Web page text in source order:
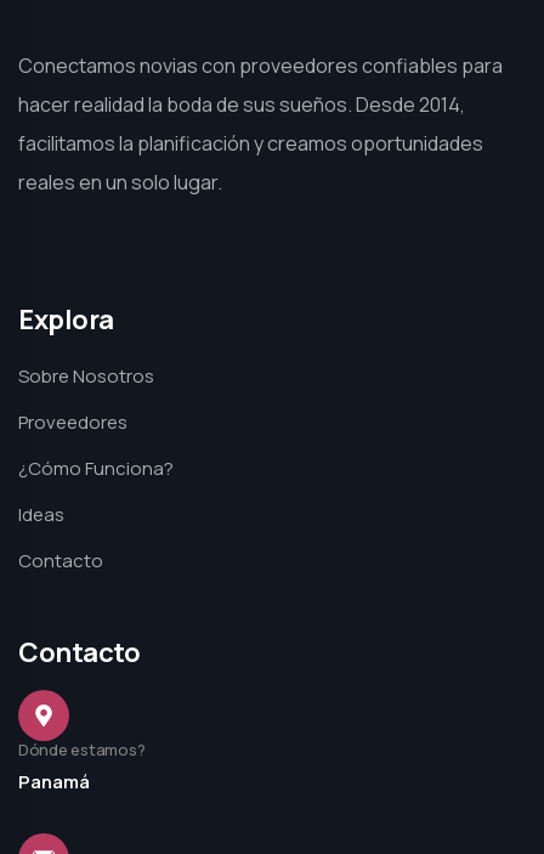
Conectamos novias con proveedores confiables para
hacer realidad la boda de sus sueños. Desde 2014,
facilitamos la planificación y creamos oportunidades
reales en un solo lugar.
Explora
Sobre Nosotros
Proveedores
¿Cómo Funciona?
Ideas
Contacto
Contacto
Dónde estamos?
Panamá